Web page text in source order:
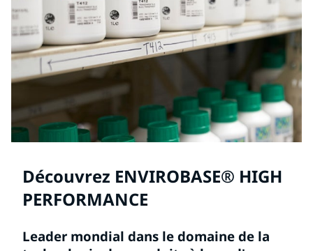
Découvrez ENVIROBASE® HIGH
PERFORMANCE
Leader mondial dans le domaine de la